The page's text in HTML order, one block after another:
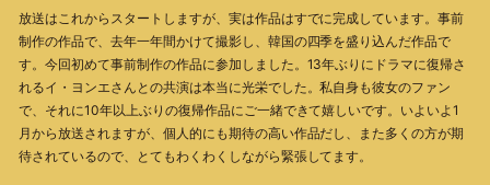
放送はこれからスタートしますが、実は作品はすでに完成しています。事前
制作の作品で、去年一年間かけて撮影し、韓国の四季を盛り込んだ作品で
す。今回初めて事前制作の作品に参加しました。13年ぶりにドラマに復帰さ
れるイ・ヨンエさんとの共演は本当に光栄でした。私自身も彼女のファン
で、それに10年以上ぶりの復帰作品にご一緒できて嬉しいです。いよいよ1
月から放送されますが、個人的にも期待の高い作品だし、また多くの方が期
待されているので、とてもわくわくしながら緊張してます。